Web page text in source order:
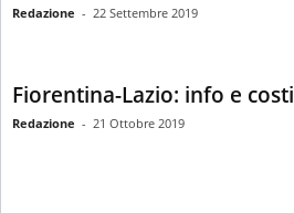
Redazione - 22 Settembre 2019
Fiorentina-Lazio: info e costi
Redazione - 21 Ottobre 2019